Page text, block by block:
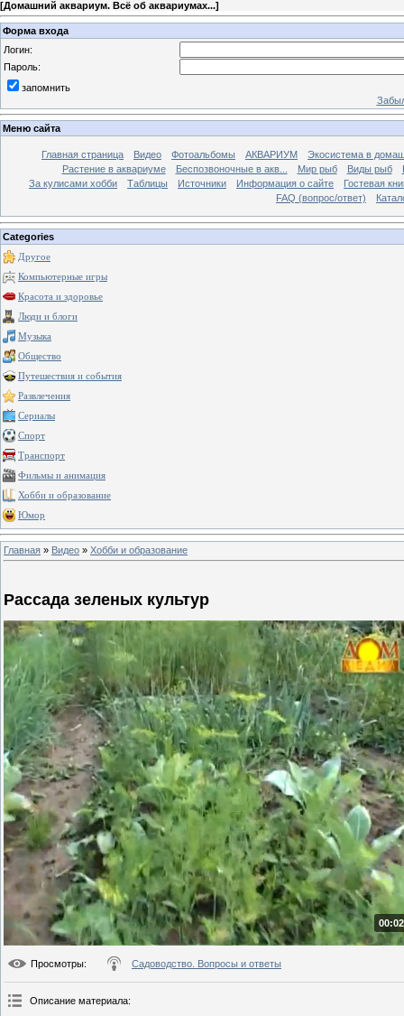
[Домашний аквариум. Всё об аквариумах...]
Форма входа
Логин:
Пароль:
запомнить
Меню сайта
Главная страница Видео Фотоальбомы АКВАРИУМ
Экосистема в
Растение в аквариуме
Беспозвоночные в акв... Мир рыб Виды рыб
За кулисами хобби
Таблицы Источники Информация о сайте
Гостевая
FAQ (вопрос/ответ)
Categories
Другое
Компьютерные игры
Красота и здоровье
Люди и блоги
Музыка
Общество
Путешествия и события
Развлечения
Сериалы
Спорт
Транспорт
Фильмы и анимация
Хобби и образование
Юмор
Главная » Видео » Хобби и образование
Рассада зеленых культур
Просмотры: Садоводство. Вопросы и ответы
Описание материала: